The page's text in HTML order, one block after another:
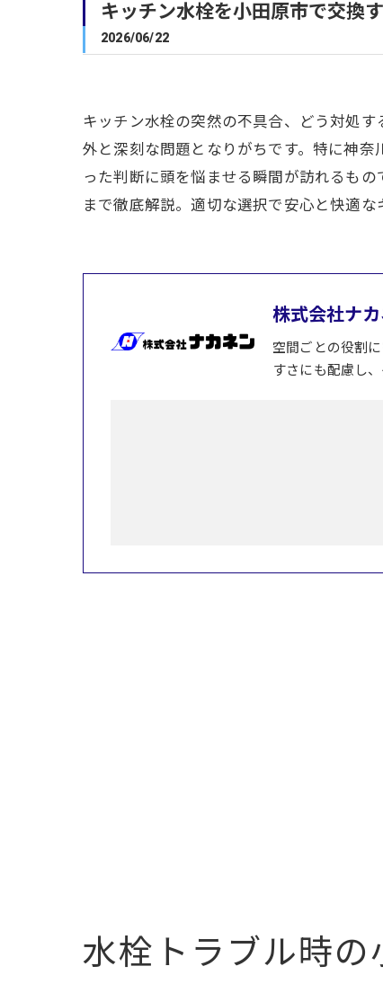
キッチン水栓を小田原市で交換
2026/06/22
キッチン水栓の突然の不具合、どう対処
外と深刻な問題となりがちです。特に神
った判断に頭を悩ませる瞬間が訪れるも
まで徹底解説。適切な選択で安心と快適
株式会社ナ
空間ごとの役割
すさにも配慮し
水栓トラブル時